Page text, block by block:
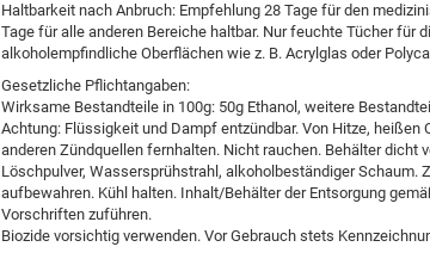
Haltbarkeit nach Anbruch: Empfehlung 28 Tage für den
Tage für alle anderen Bereiche haltbar. Nur feuchte Tücher für
alkoholempfindliche Oberflächen wie z. B. Acrylglas oder
Gesetzliche Pflichtangaben:
Wirksame Bestandteile in 100g: 50g Ethanol, weitere
Achtung: Flüssigkeit und Dampf entzündbar. Von Hitze,
anderen Zündquellen fernhalten. Nicht rauchen. Behälter dicht
Löschpulver, Wassersprühstrahl, alkoholbeständiger Schaum.
aufbewahren. Kühl halten. Inhalt/Behälter der Entsorgung
Vorschriften zuführen.
Biozide vorsichtig verwenden. Vor Gebrauch stets